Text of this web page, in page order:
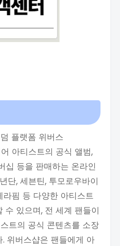
플랫폼 위버스
아티스트의 공식 앨범,
십 등을 판매하는 온라인
단, 세븐틴, 투모로우바이
라핌 등 다양한 아티스트
수 있으며, 전 세계 팬들이
트의 공식 콘텐츠를 소장
위버스샵은 팬들에게 아